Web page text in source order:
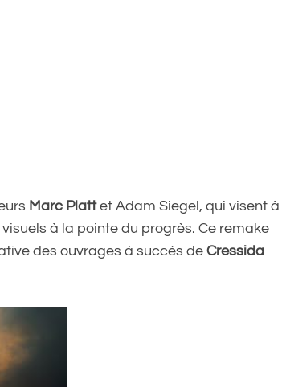
Marc Plattet Adam Siegel, qui visent à
à la pointe du progrès. Ce remake
des ouvrages à succès de Cressida